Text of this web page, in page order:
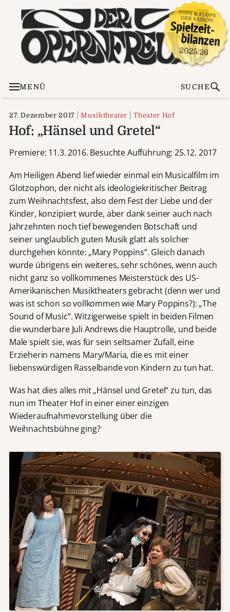
MENÜ SUCHE
27. Dezember 2017 Musiktheater Theater Hof
Hof: „Hänsel und Gretel“
Premiere: 11.3. 2016. Besuchte Aufführung: 25.12. 2017
Am Heiligen Abend lief wieder einmal ein Musicalfilm im
Glotzophon, der nicht als ideologiekritischer Beitrag
zum Weihnachtsfest, also dem Fest der Liebe und der
Kinder, konzipiert wurde, aber dank seiner auch nach
Jahrzehnten noch tief bewegenden Botschaft und
seiner unglaublich guten Musik glatt als solcher
durchgehen könnte: „Mary Poppins“. Gleich danach
wurde übrigens ein weiteres, sehr schönes, wenn auch
nicht ganz so vollkommenes Meisterstück des US-
Amerikanischen Musiktheaters gebracht (denn wer und
was ist schon so vollkommen wie Mary Poppins?): „The
Sound of Music“. Witzigerweise spielt in beiden Filmen
die wunderbare Juli Andrews die Hauptrolle, und beide
Male spielt sie, was für sein seltsamer Zufall, eine
Erzieherin namens Mary/Maria, die es mit einer
liebenswürdigen Rasselbande von Kindern zu tun hat.
Was hat dies alles mit „Hänsel und Gretel“ zu tun, das
nun im Theater Hof in einer einer einzigen
Wiederaufnahmevorstellung über die
Weihnachtsbühne ging?